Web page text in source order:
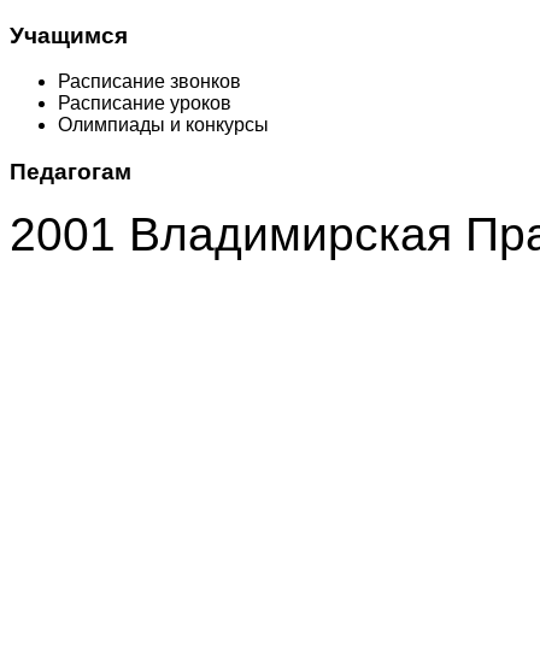
Учащимся
Расписание звонков
Расписание уроков
Олимпиады и конкурсы
Педагогам
2001 Владимирская